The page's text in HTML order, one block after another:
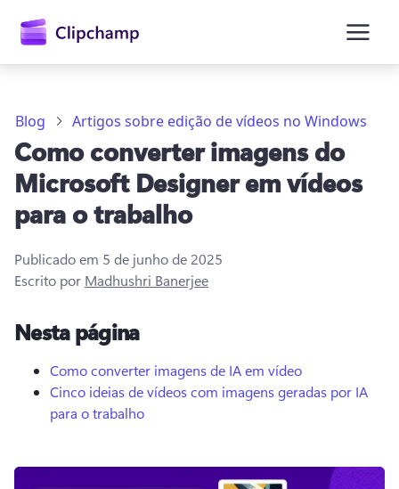
conteúdo
principal
Entrar
Blog Artigos sobre edição de vídeos no Windows
Como converter imagens do
Microsoft Designer em vídeos
para o trabalho
Publicado em 5 de junho de 2025
Escrito por Madhushri Banerjee
Nesta página
Como converter imagens de IA em vídeo
Cinco ideias de vídeos com imagens geradas por IA
para o trabalho